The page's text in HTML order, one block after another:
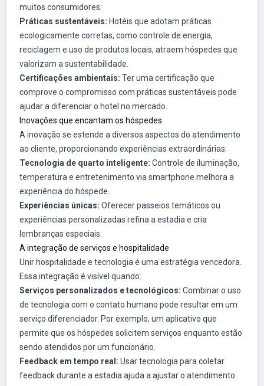
muitos consumidores:
Práticas sustentáveis: Hotéis que adotam práticas
ecologicamente corretas, como controle de energia,
reciclagem e uso de produtos locais, atraem hóspedes que
valorizam a sustentabilidade.
Certificações ambientais: Ter uma certificação que
comprove o compromisso com práticas sustentáveis pode
ajudar a diferenciar o hotel no mercado.
Inovações que encantam os hóspedes
A inovação se estende a diversos aspectos do atendimento
ao cliente, proporcionando experiências extraordinárias:
Tecnologia de quarto inteligente: Controle de iluminação,
temperatura e entretenimento via smartphone melhora a
experiência do hóspede.
Experiências únicas: Oferecer passeios temáticos ou
experiências personalizadas refina a estadia e cria
lembranças especiais.
A integração de serviços e hospitalidade
Unir hospitalidade e tecnologia é uma estratégia vencedora.
Essa integração é visível quando:
Serviços personalizados e tecnológicos: Combinar o uso
de tecnologia com o contato humano pode resultar em um
serviço diferenciador. Por exemplo, um aplicativo que
permite que os hóspedes solicitem serviços enquanto estão
sendo atendidos por um funcionário.
Feedback em tempo real: Usar tecnologia para coletar
feedback durante a estadia ajuda a ajustar o atendimento